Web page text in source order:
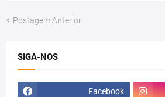
Postagem Anterior
SIGA-NOS
Facebook